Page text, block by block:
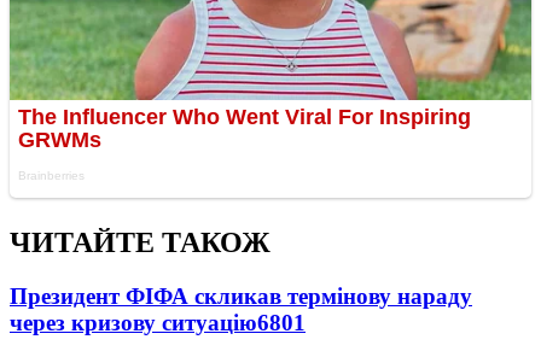
ЧИТАЙТЕ ТАКОЖ
Президент ФІФА скликав термінову нараду
через кризову ситуацію6801